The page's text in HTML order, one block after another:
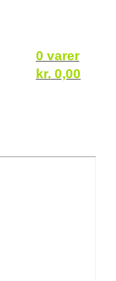
0 varer
kr. 0,00